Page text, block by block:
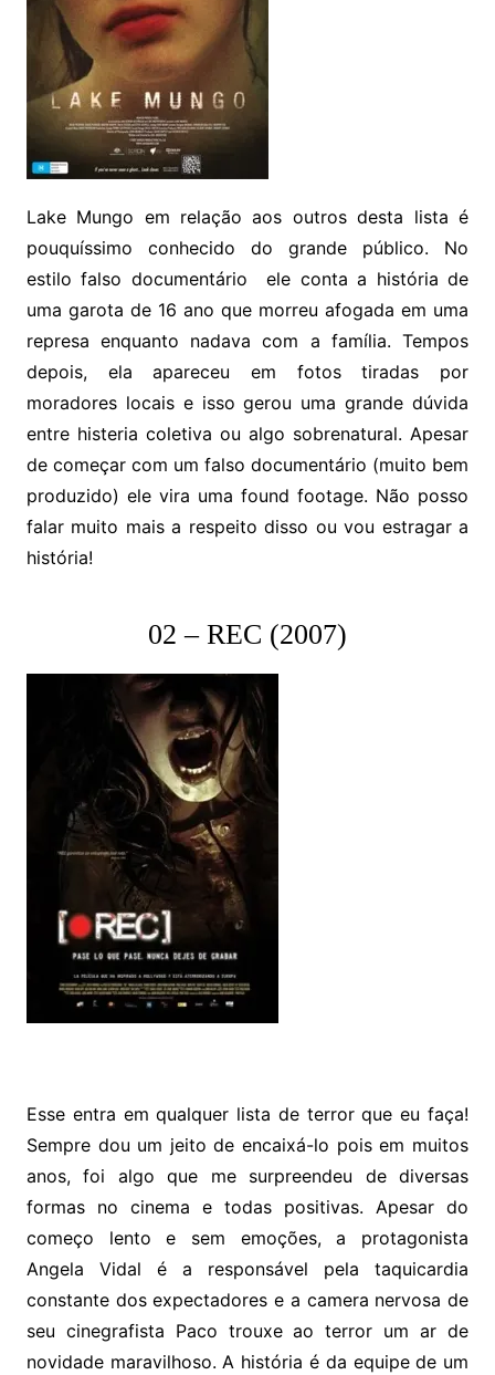
Lake Mungo em relação aos outros desta lista é
pouquíssimo conhecido do grande público. No
estilo falso documentário ele conta a história de
uma garota de 16 ano que morreu afogada em uma
represa enquanto nadava com a família. Tempos
depois, ela apareceu em fotos tiradas por
moradores locais e isso gerou uma grande dúvida
entre histeria coletiva ou algo sobrenatural. Apesar
de começar com um falso documentário (muito bem
produzido) ele vira uma found footage. Não posso
falar muito mais a respeito disso ou vou estragar a
história!
02 – REC (2007)
Esse entra em qualquer lista de terror que eu faça!
Sempre dou um jeito de encaixá-lo pois em muitos
anos, foi algo que me surpreendeu de diversas
formas no cinema e todas positivas. Apesar do
começo lento e sem emoções, a protagonista
Angela Vidal é a responsável pela taquicardia
constante dos expectadores e a camera nervosa de
seu cinegrafista Paco trouxe ao terror um ar de
novidade maravilhoso. A história é da equipe de um